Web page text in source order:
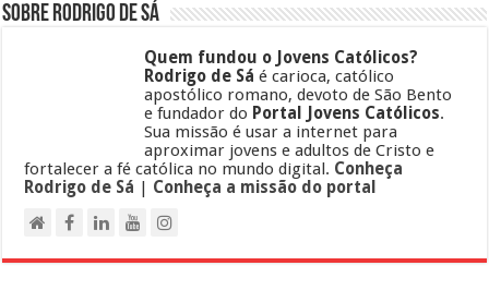
Sobre Rodrigo de Sá
Quem fundou o Jovens Católicos?
Rodrigo de Sá é carioca, católico
apostólico romano, devoto de São Bento
e fundador do Portal Jovens Católicos.
Sua missão é usar a internet para
aproximar jovens e adultos de Cristo e
fortalecer a fé católica no mundo digital. Conheça
Rodrigo de Sá | Conheça a missão do portal